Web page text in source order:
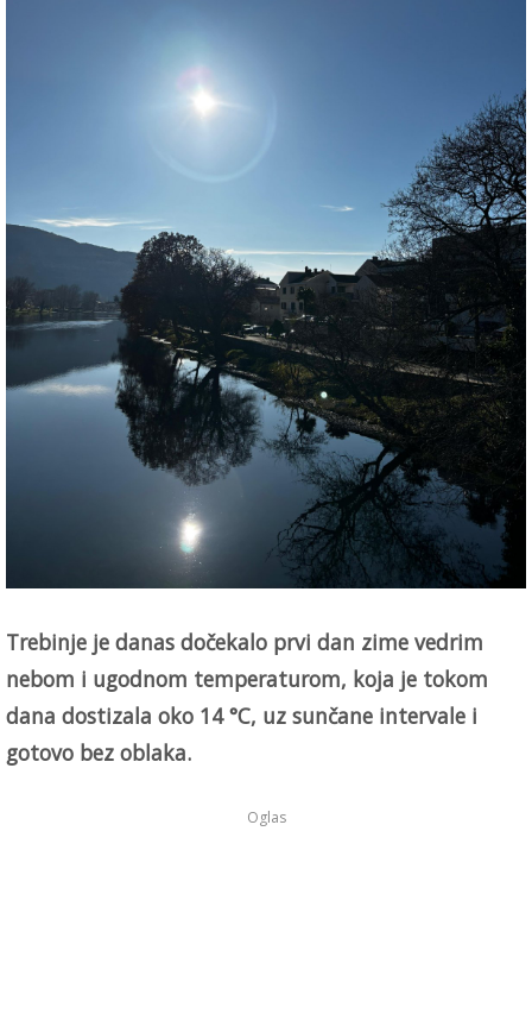
Trebinje je danas dočekalo prvi dan zime vedrim
nebom i ugodnom temperaturom, koja je tokom
dana dostizala oko 14 °C, uz sunčane intervale i
gotovo bez oblaka.
Oglas